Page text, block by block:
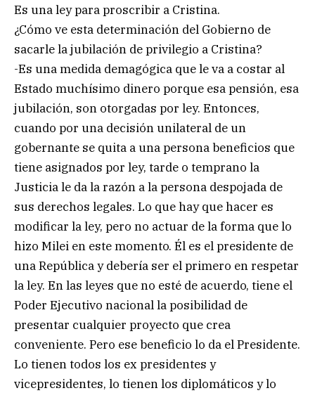
Es una ley para proscribir a Cristina.
¿Cómo ve esta determinación del Gobierno de
sacarle la jubilación de privilegio a Cristina?
-Es una medida demagógica que le va a costar al
Estado muchísimo dinero porque esa pensión, esa
jubilación, son otorgadas por ley. Entonces,
cuando por una decisión unilateral de un
gobernante se quita a una persona beneficios que
tiene asignados por ley, tarde o temprano la
Justicia le da la razón a la persona despojada de
sus derechos legales. Lo que hay que hacer es
modificar la ley, pero no actuar de la forma que lo
hizo Milei en este momento. Él es el presidente de
una República y debería ser el primero en respetar
la ley. En las leyes que no esté de acuerdo, tiene el
Poder Ejecutivo nacional la posibilidad de
presentar cualquier proyecto que crea
conveniente. Pero ese beneficio lo da el Presidente.
Lo tienen todos los ex presidentes y
vicepresidentes, lo tienen los diplomáticos y lo